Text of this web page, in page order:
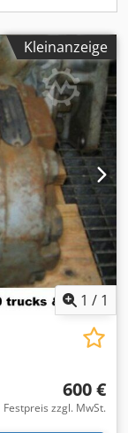
Kleinanzeige
1 / 1
600 €
Festpreis zzgl. MwSt.